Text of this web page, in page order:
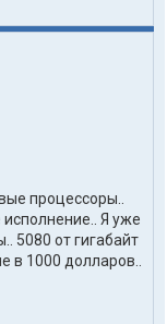
процессоры..
Я уже
5080 от гигабайт
в 1000 долларов..